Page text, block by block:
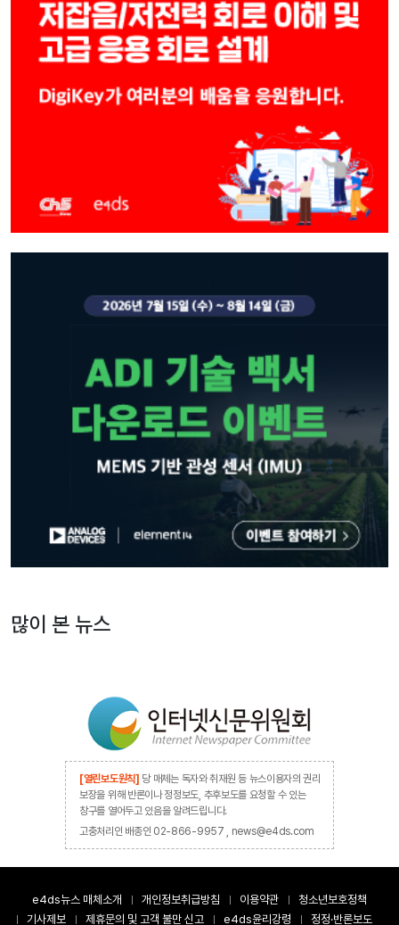
많이 본 뉴스
[열린보도원칙] 당 매체는 독자와 취재원 등 뉴스이용자의 권리
보장을 위해 반론이나 정정보도, 추후보도를 요청할 수 있는
창구를 열어두고 있음을 알려드립니다.
고충처리인 배종인 02-866-9957 , news@e4ds.com
e4ds뉴스 매체소개 개인정보취급방침 이용약관
청소년보호정책
기사제보
제휴문의 및 고객 불만 신고 e4ds윤리강령 정정·반론보도